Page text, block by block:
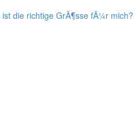
ist die richtige GrÃ¶sse fÃ¼r mich?